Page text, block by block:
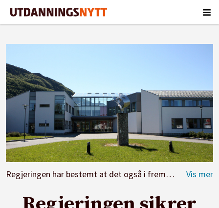
Regjeringen har bestemt at det også i fremtiden skal være lærerutdanning på Nesna på Helgeland.